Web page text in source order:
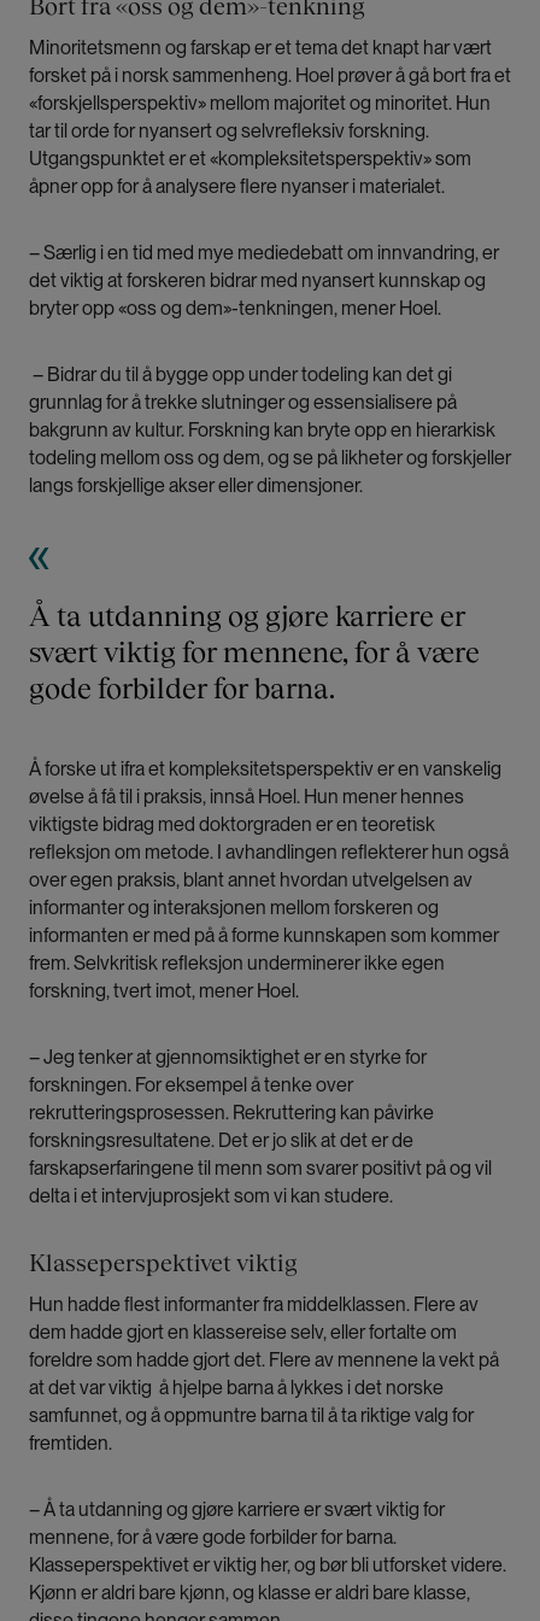
Bort fra «oss og dem»-tenkning
Minoritetsmenn og farskap er et tema det knapt har vært
forsket på i norsk sammenheng. Hoel prøver å gå bort fra et
«forskjellsperspektiv» mellom majoritet og minoritet. Hun
tar til orde for nyansert og selvrefleksiv forskning.
Utgangspunktet er et «kompleksitetsperspektiv» som
åpner opp for å analysere flere nyanser i materialet.
– Særlig i en tid med mye mediedebatt om innvandring, er
det viktig at forskeren bidrar med nyansert kunnskap og
bryter opp «oss og dem»-tenkningen, mener Hoel.
– Bidrar du til å bygge opp under todeling kan det gi
grunnlag for å trekke slutninger og essensialisere på
bakgrunn av kultur. Forskning kan bryte opp en hierarkisk
todeling mellom oss og dem, og se på likheter og forskjeller
langs forskjellige akser eller dimensjoner.
Å ta utdanning og gjøre karriere er
svært viktig for mennene, for å være
gode forbilder for barna.
Å forske ut ifra et kompleksitetsperspektiv er en vanskelig
øvelse å få til i praksis, innså Hoel. Hun mener hennes
viktigste bidrag med doktorgraden er en teoretisk
refleksjon om metode. I avhandlingen reflekterer hun også
over egen praksis, blant annet hvordan utvelgelsen av
informanter og interaksjonen mellom forskeren og
informanten er med på å forme kunnskapen som kommer
frem. Selvkritisk refleksjon underminerer ikke egen
forskning, tvert imot, mener Hoel.
– Jeg tenker at gjennomsiktighet er en styrke for
forskningen. For eksempel å tenke over
rekrutteringsprosessen. Rekruttering kan påvirke
forskningsresultatene. Det er jo slik at det er de
farskapserfaringene til menn som svarer positivt på og vil
delta i et intervjuprosjekt som vi kan studere.
Klasseperspektivet viktig
Hun hadde flest informanter fra middelklassen. Flere av
dem hadde gjort en klassereise selv, eller fortalte om
foreldre som hadde gjort det. Flere av mennene la vekt på
at det var viktig å hjelpe barna å lykkes i det norske
samfunnet, og å oppmuntre barna til å ta riktige valg for
fremtiden.
– Å ta utdanning og gjøre karriere er svært viktig for
mennene, for å være gode forbilder for barna.
Klasseperspektivet er viktig her, og bør bli utforsket videre.
Kjønn er aldri bare kjønn, og klasse er aldri bare klasse,